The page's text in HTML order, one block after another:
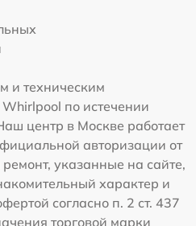
и техническим
по истечении
центр в Москве работает
авторизации от
указанные на сайте,
характер и
согласно п. 2 ст. 437
торговой марки